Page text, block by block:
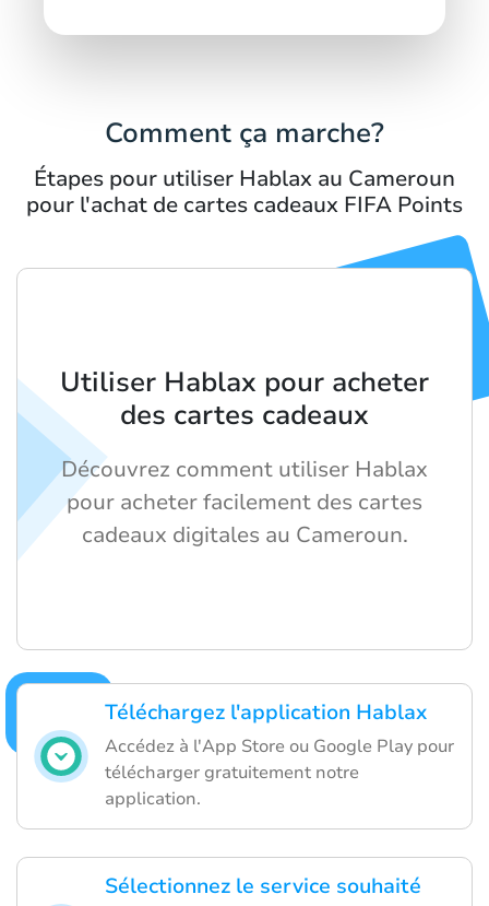
Comment ça marche?
Étapes pour utiliser Hablax au Cameroun
pour l'achat de cartes cadeaux FIFA Points
Téléchargez l'application Hablax
Accédez à l'App Store ou Google Play pour
télécharger gratuitement notre
application.
Sélectionnez le service souhaité
Utiliser Hablax pour acheter
des cartes cadeaux
Découvrez comment utiliser Hablax
pour acheter facilement des cartes
cadeaux digitales au Cameroun.